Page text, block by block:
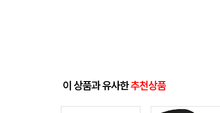
이 상품과 유사한추천상품